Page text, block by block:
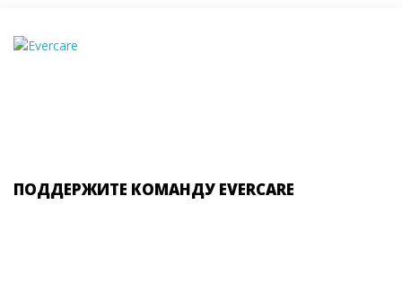
ПОДДЕРЖИТЕ КОМАНДУ EVERCARE